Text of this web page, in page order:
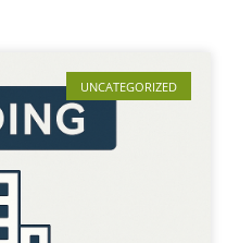
UNCATEGORIZED